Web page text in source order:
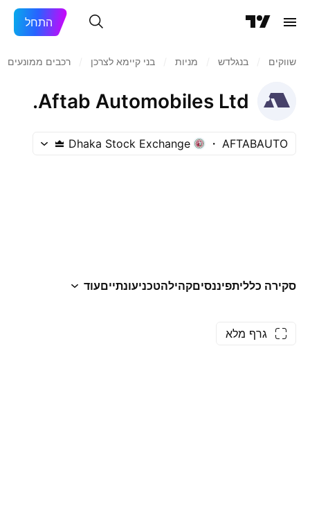
התחל
שווקים בנגלדש מניות‏ בני קיימא לצרכן רכבים ממונעים
Aftab Automobiles Ltd.
AFTABAUTO
Dhaka Stock Exchange
סקירה כלליתפיננסיםקהילהטכניעונתייםעוד
גרף מלא